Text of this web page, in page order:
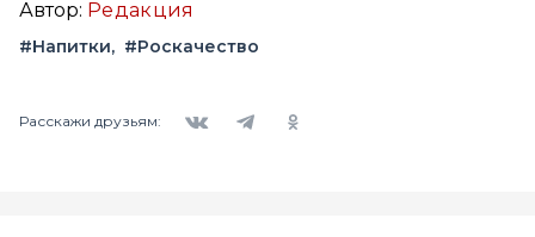
Автор: Редакция
#Напитки #Роскачество
Расскажи друзьям: